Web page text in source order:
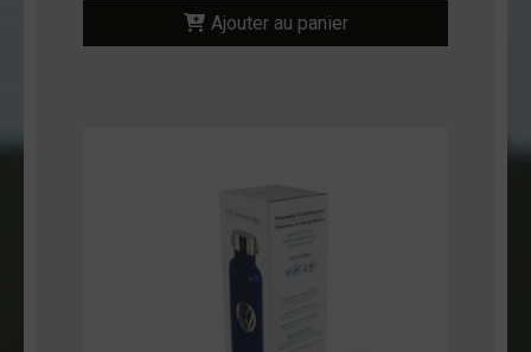
Ajouter au panier